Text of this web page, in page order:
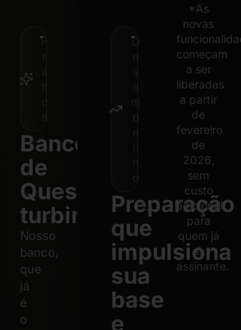
P
ti
Banco
de
Questões
turbinado
Nosso
banco,
que
já
é
o
D
e
e
e
Preparação
que
impulsiona
sua
base
e
*As
novas
começam
a ser
liberadas
a partir
de
fevereiro
de
2026,
sem
custo
adicional
para
quem já
é
assinante.